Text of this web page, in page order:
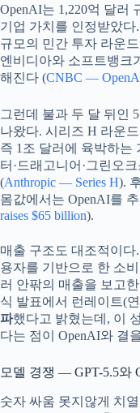
OpenAI는 1,220억 달러
기업 가치를 인정받았다
규모의 민간 투자 라운
엔비디아와 소프트뱅크
해진다 (CNBC —
그런데 불과 두 달 뒤인
나왔다. 시리즈 H 라운
즉 1조 달러에 육박하는
터·드래고니어·그린오
(Anthropic — Series H).
몸값에서는 OpenAI를
raises $65 billion).
매출 구조도 대조적이
용자를 기반으로 한 소
러 안팎의 매출을 보고
식 발표에서 런레이트(
파했다고 밝혔는데, 이
다는 점이 OpenAI와 결
모델 경쟁 — GPT-5.5와
숫자 싸움 못지않게 치